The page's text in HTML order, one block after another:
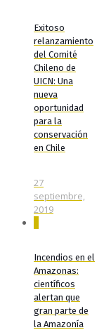
Exitoso
relanzamiento
del Comité
Chileno de
UICN: Una
nueva
oportunidad
para la
conservación
en Chile
27
septiembre,
2019
Incendios en el
Amazonas:
científicos
alertan que
gran parte de
la Amazonía